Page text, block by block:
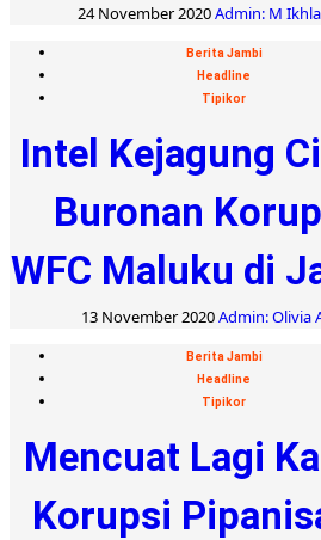
24 November 2020Admin: M
Berita Jambi
Headline
Tipikor
Intel Kejagung
Buronan
WFC Maluku di
13 November 2020Admin: Olivia
Berita Jambi
Headline
Tipikor
Mencuat Lagi
Korupsi